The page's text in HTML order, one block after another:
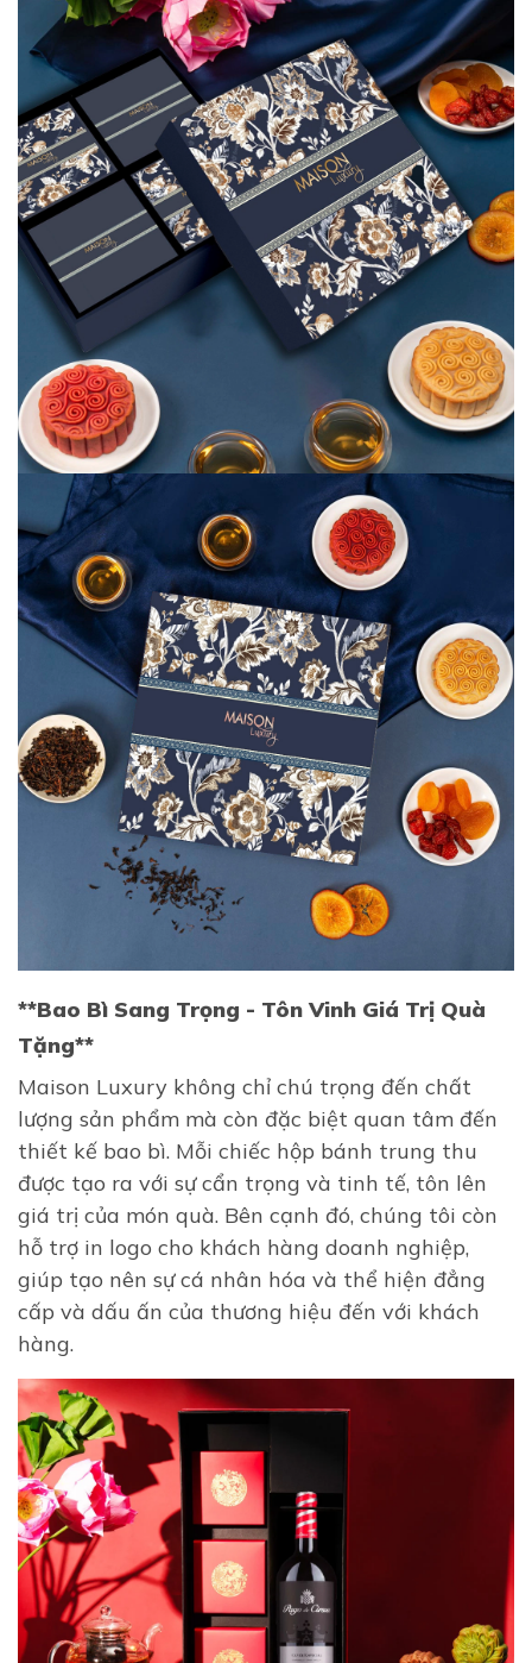
**Bao Bì Sang Trọng - Tôn Vinh Giá Trị Quà
Tặng**
Maison Luxury không chỉ chú trọng đến chất
lượng sản phẩm mà còn đặc biệt quan tâm đến
thiết kế bao bì. Mỗi chiếc hộp bánh trung thu
được tạo ra với sự cẩn trọng và tinh tế, tôn lên
giá trị của món quà. Bên cạnh đó, chúng tôi còn
hỗ trợ in logo cho khách hàng doanh nghiệp,
giúp tạo nên sự cá nhân hóa và thể hiện đẳng
cấp và dấu ấn của thương hiệu đến với khách
hàng.